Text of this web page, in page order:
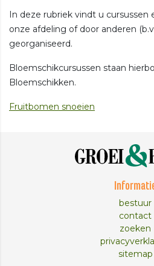
In deze rubriek vindt u cursussen
onze afdeling of door anderen
georganiseerd.
Bloemschikcursussen staan
Bloemschikken.
Fruitbomen snoeien
bestuur
contact
zoeken
sitemap